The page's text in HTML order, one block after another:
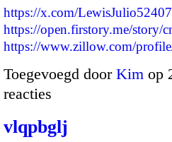
https://x.com/
https://open.firstory.me/story/
https://www.zillow.com/
Toegevoegd door Kim op
reacties
vlqpbglj